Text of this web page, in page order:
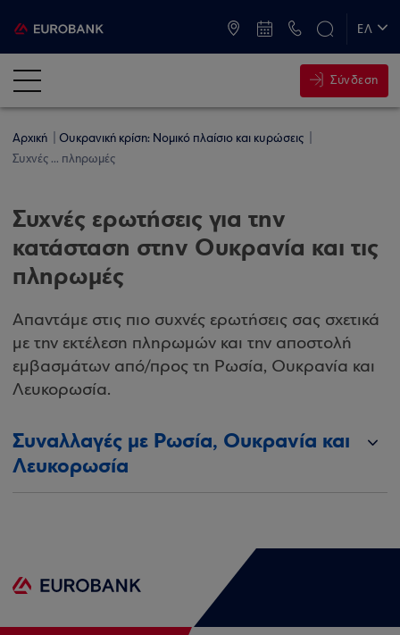
ΕΛ
Σύνδεση
Αρχική
Ουκρανική κρίση: Νομικό πλαίσιο και κυρώσεις
Συχνές ... πληρωμές
Συχνές ερωτήσεις για την
κατάσταση στην Ουκρανία και τις
πληρωμές
Απαντάμε στις πιο συχνές ερωτήσεις σας σχετικά
με την εκτέλεση πληρωμών και την αποστολή
εμβασμάτων από/προς τη Ρωσία, Ουκρανία και
Λευκορωσία.
Συναλλαγές με Ρωσία, Ουκρανία και
Λευκορωσία